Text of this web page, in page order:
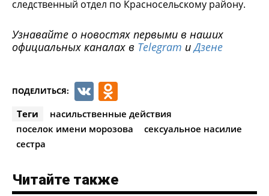
следственный отдел по Красносельскому району.
Узнавайте о новостях первыми в наших
официальных каналах в Telegram иДзене
ПОДЕЛИТЬСЯ: VK
Теги
насильственные действия
поселок имени морозова
сексуальное насилие
сестра
Читайте также